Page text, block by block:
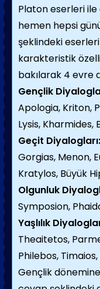
Platon eserleri ile
hemen hepsi
şeklindeki
karakteristik
bakılarak 4 evre
Gençlik
Apologia, Kriton,
Lysis, Kharmides,
Geçit Diyalogları:
Gorgias, Menon,
Kratylos, Büyük
Olgunluk
Symposion,
Yaşlılık
Theaitetos,
Philebos,
Gençlik